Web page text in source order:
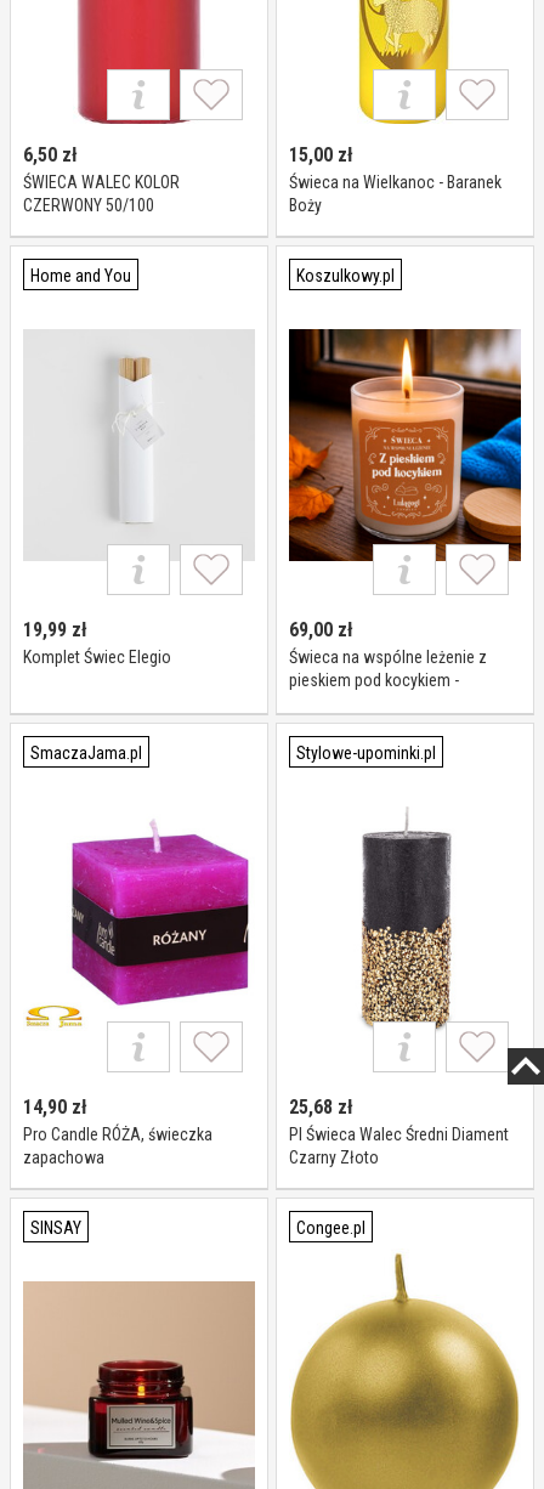
6,50 zł
ŚWIECA WALEC KOLOR
CZERWONY 50/100
15,00 zł
Świeca na Wielkanoc - Baranek
Boży
Home and You
19,99 zł
Komplet Świec Elegio
Koszulkowy.pl
69,00 zł
Świeca na wspólne leżenie z
pieskiem pod kocykiem -
SmaczaJama.pl
14,90 zł
Pro Candle RÓŻA, świeczka
zapachowa
Stylowe-upominki.pl
25,68 zł
Pl Świeca Walec Średni Diament
Czarny Złoto
SINSAY Congee.pl